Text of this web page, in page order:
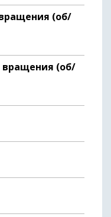
(об/
вращения (об/